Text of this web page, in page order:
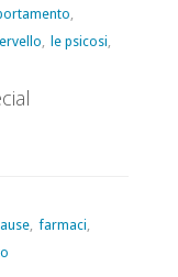
,
, le psicosi,
, farmaci,